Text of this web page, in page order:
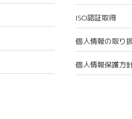
ISO認証取得
個人情報の取り
個人情報保護方